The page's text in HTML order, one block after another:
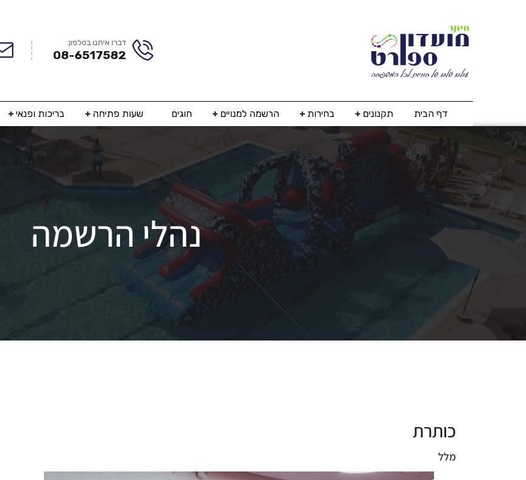
דברו איתנו בטלפון:
08-6517582
דף הבית תקנונים בחירות הרשמה למנויים חוגים שעות פתיחה בריכות ופנאי
נהלי הרשמה
כותרת
מלל